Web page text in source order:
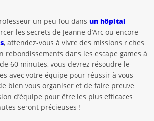
un peu fou dans un hôpital
les secrets de Jeanne d’Arc ou encore
, attendez-vous à vivre des missions riches
rebondissements dans les escape games à
60 minutes, vous devrez résoudre le
avec votre équipe pour réussir à vous
bien vous organiser et de faire preuve
d’équipe pour être les plus efficaces
seront précieuses !